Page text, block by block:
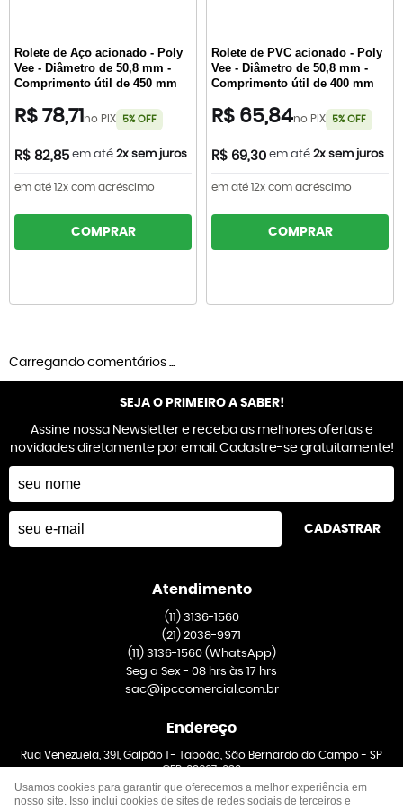
Rolete de Aço acionado - Poly
Vee - Diâmetro de 50,8 mm -
Comprimento útil de 450 mm
R$ 78,71 no PIX 5% OFF
R$ 82,85 em até 2x sem juros
em até 12x com acréscimo
COMPRAR
Rolete de PVC acionado - Poly
Vee - Diâmetro de 50,8 mm -
Comprimento útil de 400 mm
R$ 65,84no PIX 5% OFF
R$ 69,30 em até 2x sem juros
em até 12x com acréscimo
COMPRAR
Carregando comentários ...
SEJA O PRIMEIRO A SABER!
Assine nossa Newsletter e receba as melhores ofertas e
novidades diretamente por email. Cadastre-se gratuitamente!
CADASTRAR
Atendimento
(11)3136-1560
(21) 2038-9971
(11)3136-1560 (WhatsApp)
Seg a Sex - 08 hrs às 17 hrs
sac@ipccomercial.com.br
Endereço
Rua Venezuela, 391, Galpão 1 - Taboão, São Bernardo do Campo- SP
CEP: 09667-020
Usamos cookies para garantir que oferecemos a melhor experiência em
nosso site. Isso inclui cookies de sites de redes sociais de terceiros e